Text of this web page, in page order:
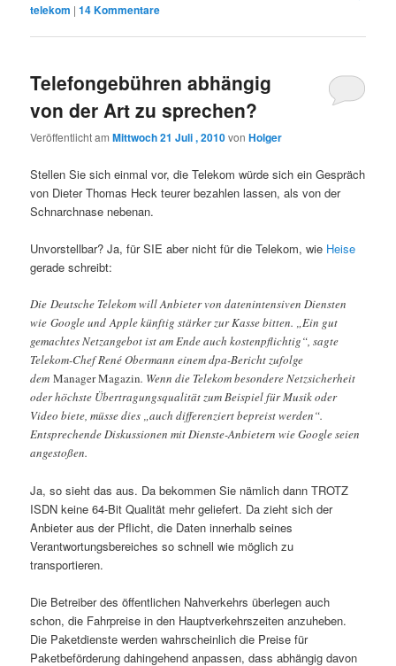
telekom |14Kommentare
Telefongebühren abhängig
von der Art zu sprechen?
Veröffentlicht amMittwoch 21 Juli , 2010vonHolger
Stellen Sie sich einmal vor, die Telekom würde sich ein Gespräch
von Dieter Thomas Heck teurer bezahlen lassen, als von der
Schnarchnase nebenan.
Unvorstellbar? Ja, für SIE aber nicht für die Telekom, wie Heise
gerade schreibt:
Die Deutsche Telekom will Anbieter von datenintensiven Diensten
wie Google und Apple künftig stärker zur Kasse bitten. „Ein gut
gemachtes Netzangebot ist am Ende auch kostenpflichtig“, sagte
Telekom-Chef René Obermann einem dpa-Bericht zufolge
demManager Magazin. Wenn die Telekom besondere Netzsicherheit
oder höchste Übertragungsqualität zum Beispiel für Musik oder
Video biete, müsse dies „auch differenziert bepreist werden“.
Entsprechende Diskussionen mit Dienste-Anbietern wie Google seien
angestoßen.
Ja, so sieht das aus. Da bekommen Sie nämlich dann TROTZ
ISDN keine 64-Bit Qualität mehr geliefert. Da zieht sich der
Anbieter aus der Pflicht, die Daten innerhalb seines
Verantwortungsbereiches so schnell wie möglich zu
transportieren.
Die Betreiber des öffentlichen Nahverkehrs überlegen auch
schon, die Fahrpreise in den Hauptverkehrszeiten anzuheben.
Die Paketdienste werden wahrscheinlich die Preise für
Paketbeförderung dahingehend anpassen, dass abhängig davon